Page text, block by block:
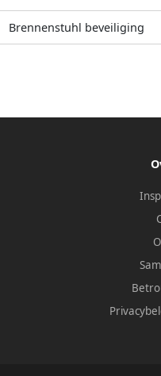
Brennenstuhl beveiliging